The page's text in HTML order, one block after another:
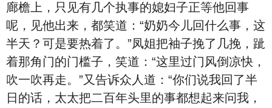
廊檐上，只见有几个执事的媳妇子正等他回事
呢，见他出来，都笑道：“奶奶今儿回什么事，这
半天？可是要热着了。”凤姐把袖子挽了几挽，跐
着那角门的门槛子，笑道：“这里过门风倒凉快，
吹一吹再走。”又告诉众人道：“你们说我回了半
日的话，太太把二百年头里的事都想起来问我，